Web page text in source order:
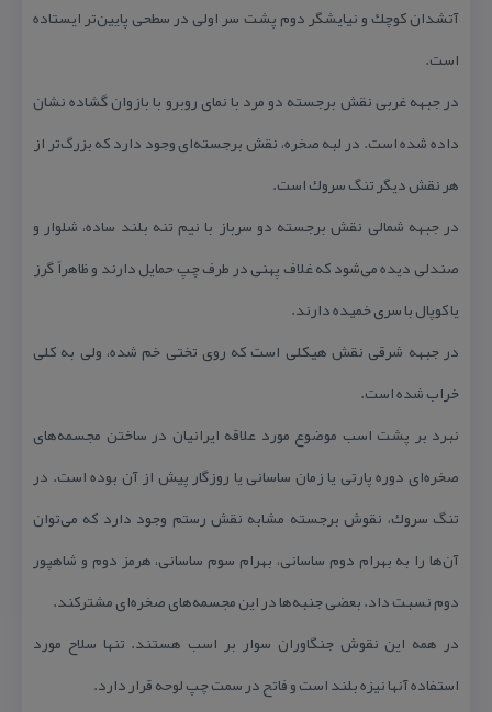
آتشدان كوچك و نیایشگر دوم پشت سر اولی در سطحی پایین‌‌تر ایستاده
است.
در جبهه غربی نقش برجسته دو مرد با نمای روبرو با بازوان گشاده نشان
داده شده است. در لبه صخره، نقش برجسته‌ای وجود دارد كه بزرگ‌تر از
هر نقش دیگر تنگ سروك است.
در جبهه شمالی نقش برجسته دو سرباز با نیم تنه بلند ساده، شلوار و
صندلی دیده می‌شود كه غلاف پهنی در طرف چپ حمایل دارند و ظاهراً گرز
یا كوپال با سری خمیده دارند.
در جبهه شرقی نقش هیكلی است كه روی تختی خم شده، ولی به كلی
خراب شده است.
نبرد بر پشت اسب موضوع مورد علاقه ایرانیان در ساختن مجسمه‌های
صخره‌ای دوره پارتی یا زمان ساسانی یا روزگار پیش از آن بوده است. در
تنگ سروك، نقوش برجسته مشابه نقش رستم وجود دارد كه می‌توان
آن‌ها را به بهرام دوم ساسانی، بهرام سوم ساسانی، هرمز دوم و شاهپور
دوم نسبت داد. بعضی جنبه‌ها در این مجسمه‌های صخره‌ای مشتركند.
در همه این نقوش جنگاوران سوار بر اسب هستند. تنها سلاح مورد
استفاده آنها نیزه بلند است و فاتح در سمت چپ لوحه قرار دارد.